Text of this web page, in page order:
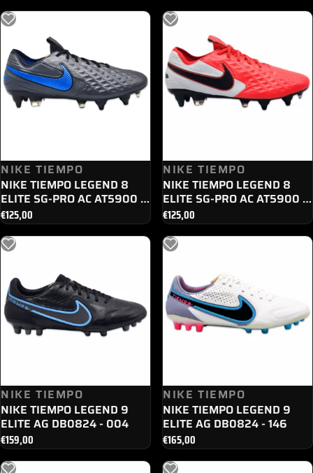
prezzo
originale
era:
€259,00.
prezzo
attuale
€179,00.
NIKE TIEMPO
NIKE TIEMPO LEGEND 8
ELITE SG-PRO AC AT5900 -
004
€125,00
NIKE TIEMPO
NIKE TIEMPO LEGEND 8
ELITE SG-PRO AC AT5900 -
606
€125,00
NIKE TIEMPO
NIKE TIEMPO LEGEND 9
ELITE AG DB0824 - 004
€159,00
NIKE TIEMPO
NIKE TIEMPO LEGEND 9
ELITE AG DB0824 - 146
€165,00